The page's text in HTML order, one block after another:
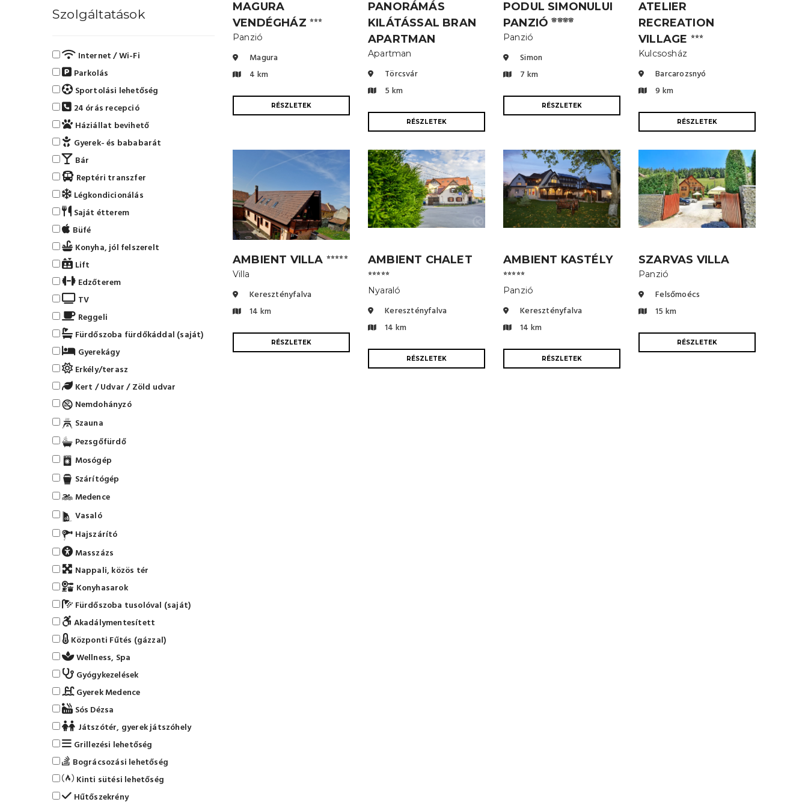
Szolgáltatások
Internet / Wi-Fi
Parkolás
Sportolási lehetőség
24 órás recepció
Háziállat bevihető
Gyerek- és bababarát
Bár
Reptéri transzfer
Légkondicionálás
Saját étterem
Büfé
Konyha, jól felszerelt
Lift
Edzőterem
TV
Reggeli
Fürdőszoba fürdőkáddal (saját)
Gyerekágy
Erkély/terasz
Kert / Udvar / Zöld udvar
Nemdohányzó
Szauna
Pezsgőfürdő
Mosógép
Szárítógép
Medence
Vasaló
Hajszárító
Masszázs
Nappali, közös tér
Konyhasarok
Fürdőszoba tusolóval (saját)
Akadálymentesített
Központi Fűtés (gázzal)
Wellness, Spa
Gyógykezelések
Gyerek Medence
Sós Dézsa
Játszótér, gyerek játszóhely
Grillezési lehetőség
Bográcsozási lehetőség
Kinti sütési lehetőség
Hűtőszekrény
MAGURA
VENDÉGHÁZ ⭐⭐⭐
Panzió
Magura
4 km
RÉSZLETEK
PANORÁMÁS
KILÁTÁSSAL BRAN
APARTMAN
Apartman
Törcsvár
5 km
RÉSZLETEK
PODUL SIMONULUI
PANZIÓ🌸🌸🌸🌸
Panzió
Simon
7 km
RÉSZLETEK
ATELIER
RECREATION
VILLAGE
⭐⭐⭐
Kulcsosház
Barcarozsnyó
9 km
RÉSZLETEK
AMBIENT VILLA ⭐⭐⭐⭐⭐
Villa
Keresztényfalva
14 km
RÉSZLETEK
AMBIENT CHALET
⭐⭐⭐⭐⭐
Nyaraló
Keresztényfalva
14 km
RÉSZLETEK
AMBIENT KASTÉLY
⭐⭐⭐⭐⭐
Panzió
Keresztényfalva
14 km
RÉSZLETEK
SZARVAS VILLA
Panzió
Felsőmoécs
15 km
RÉSZLETEK